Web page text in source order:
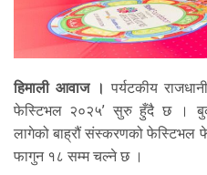
हिमाली आवाज । पर्यटकीय
फेस्टिभल २०२५’ सुरु हुँदै छ ।
लागेको बाह्रौं संस्करणको फेस्टिभल
फागुन १८ सम्म चल्ने छ ।